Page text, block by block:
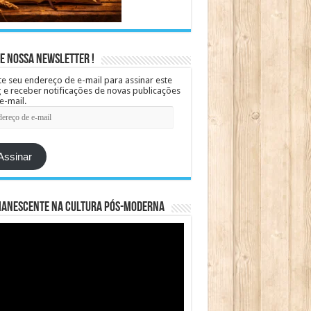
Nossa Newsletter !
seu endereço de e-mail para assinar este
e receber notificações de novas publicações
mail.
na cultura pós-moderna